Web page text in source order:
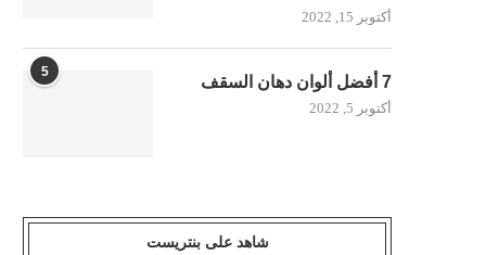
أكتوبر 15, 2022
5
7 أفضل ألوان دهان السقف
أكتوبر 5, 2022
شاهد على بنتريست